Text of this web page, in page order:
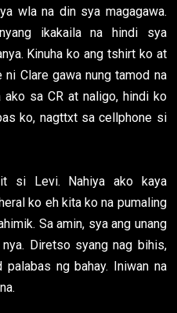
wla na din sya magagawa.
ikakaila na hindi sya
Kinuha ko ang tshirt ko at
Clare gawa nung tamod na
sa CR at naligo, hindi ko
ko, nagttxt sa cellphone si
si Levi. Nahiya ako kaya
ko eh kita ko na pumaling
Sa amin, sya ang unang
Diretso syang nag bihis,
ng bahay. Iniwan na